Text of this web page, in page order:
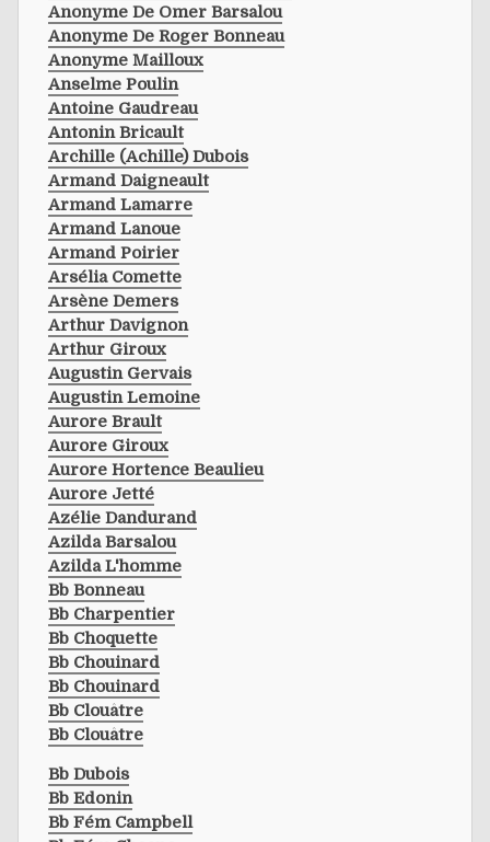
Anonyme De Omer Barsalou
Anonyme De Roger Bonneau
Anonyme Mailloux
Anselme Poulin
Antoine Gaudreau
Antonin Bricault
Archille (achille) Dubois
Armand Daigneault
Armand Lamarre
Armand Lanoue
Armand Poirier
Arsélia Comette
Arsène Demers
Arthur Davignon
Arthur Giroux
Augustin Gervais
Augustin Lemoine
Aurore Brault
Aurore Giroux
Aurore Hortence Beaulieu
Aurore Jetté
Azélie Dandurand
Azilda Barsalou
Azilda L'homme
Bb Bonneau
Bb Charpentier
Bb Choquette
Bb Chouinard
Bb Chouinard
Bb Clouâtre
Bb Clouâtre
Bb Dubois
Bb Edonin
Bb Fém Campbell